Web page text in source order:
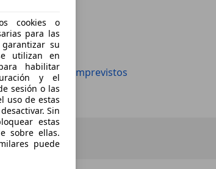
cookies o
para las
su
utilizan en
habilitar
y el
sesión o las
uso de estas
Sin
estas
sobre ellas.
puede
en coche ante imprevistos